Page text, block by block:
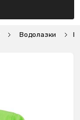
Водолазки